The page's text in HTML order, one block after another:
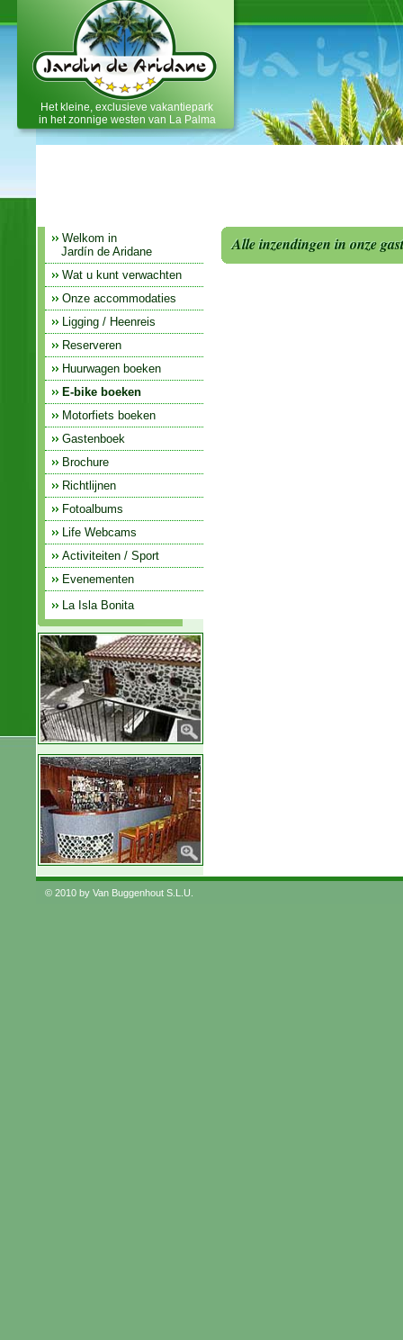
vakantiehuis, vakantie
appartement, bungalows,
vakantiewoonsten, finca on La
Palma
Het kleine, exclusieve vakantiepark
in het zonnige westen van La Palma
Welkom in
Jardín de Aridane
Wat u kunt verwachten
Onze accommodaties
Ligging / Heenreis
Reserveren
Huurwagen boeken
E-bike boeken
Motorfiets boeken
Gastenboek
Brochure
Richtlijnen
Fotoalbums
Life Webcams
Activiteiten / Sport
Evenementen
La Isla Bonita
Alle inzendingen in onze
© 2010 by Van Buggenhout S.L.U.